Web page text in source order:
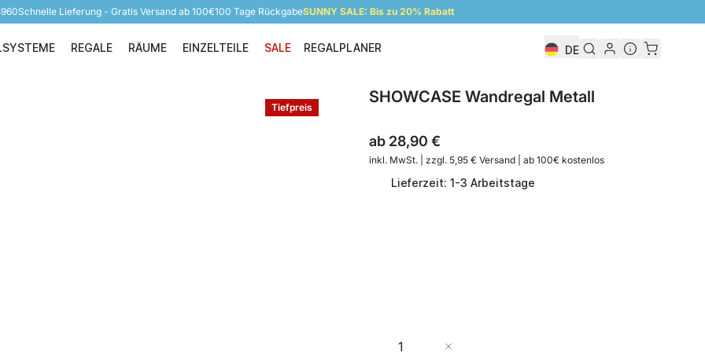
Schnelle Lieferung - Gratis Versand ab 100€100 Tage RückgabeSUNNY SALE: Bis zu 20% Rabatt
Regalsysteme
REGALE
Regale
RÄUME
Räume
EINZELTEILE
Einzelteile
SALE REGALPLANER DE
Tiefpreis
SHOWCASE Wandregal Metall
ab 28,90 €
inkl. MwSt. | zzgl. 5,95 € Versand | ab 100€ kostenlos
Lieferzeit: 1-3 Arbeitstage
Menge